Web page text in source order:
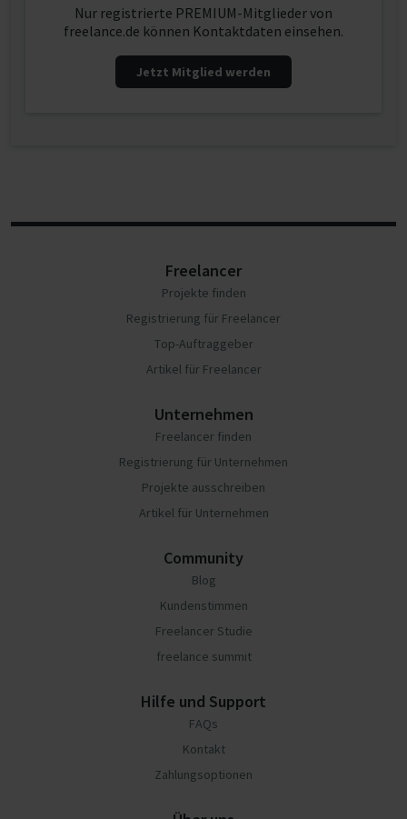
Nur registrierte PREMIUM-Mitglieder von
freelance.de können Kontaktdaten einsehen.
Jetzt Mitglied werden
Freelancer
Projekte finden
Registrierung für Freelancer
Top-Auftraggeber
Artikel für Freelancer
Unternehmen
Freelancer finden
Registrierung für Unternehmen
Projekte ausschreiben
Artikel für Unternehmen
Community
Blog
Kundenstimmen
Freelancer Studie
freelance summit
Hilfe und Support
FAQs
Kontakt
Zahlungsoptionen